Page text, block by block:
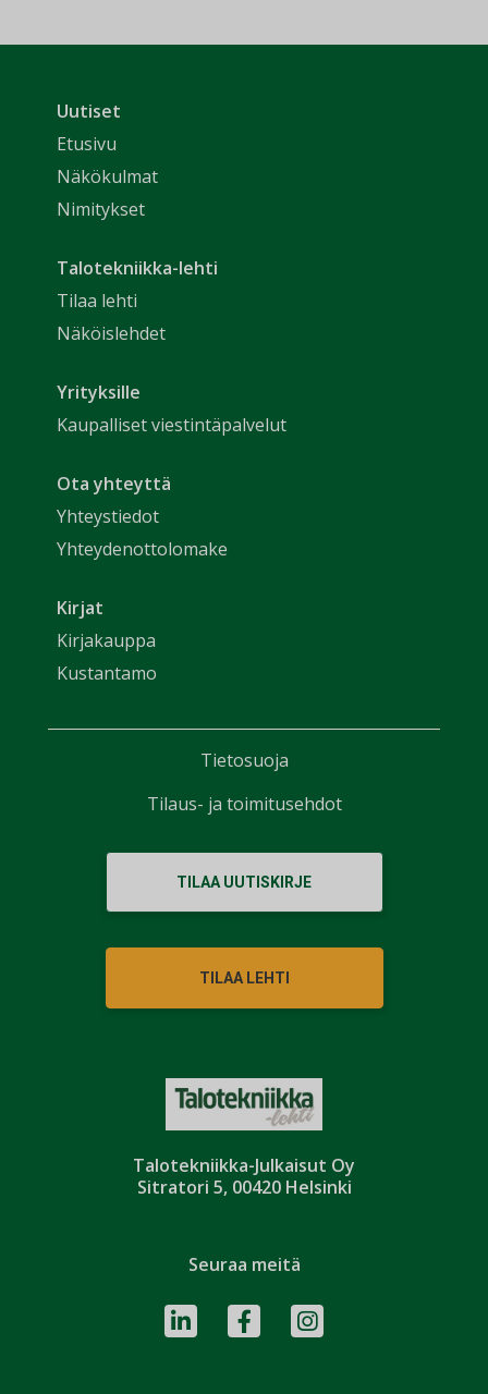
Talotekniikka-Julkaisut Oy
Sitratori 5, 00420 Helsinki
Uutiset
Etusivu
Näkökulmat
Nimitykset
Talotekniikka-lehti
Tilaa lehti
Näköislehdet
Yrityksille
Kaupalliset viestintäpalvelut
Ota yhteyttä
Yhteystiedot
Yhteydenottolomake
Kirjat
Kirjakauppa
Kustantamo
TILAA UUTISKIRJE
TILAA LEHTI
Seuraa meitä
Tietosuoja
Tilaus- ja toimitusehdot